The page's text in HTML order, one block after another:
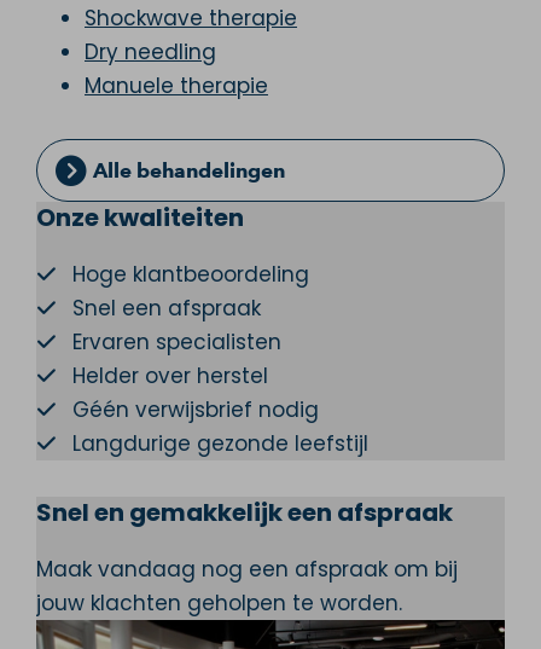
Shockwave therapie
Dry needling
Manuele therapie
Alle behandelingen
Onze kwaliteiten
Hoge klantbeoordeling
Snel een afspraak
Ervaren specialisten
Helder over herstel
Géén verwijsbrief nodig
Langdurige gezonde leefstijl
Snel en gemakkelijk een afspraak
Maak vandaag nog een afspraak om bij
jouw klachten geholpen te worden.